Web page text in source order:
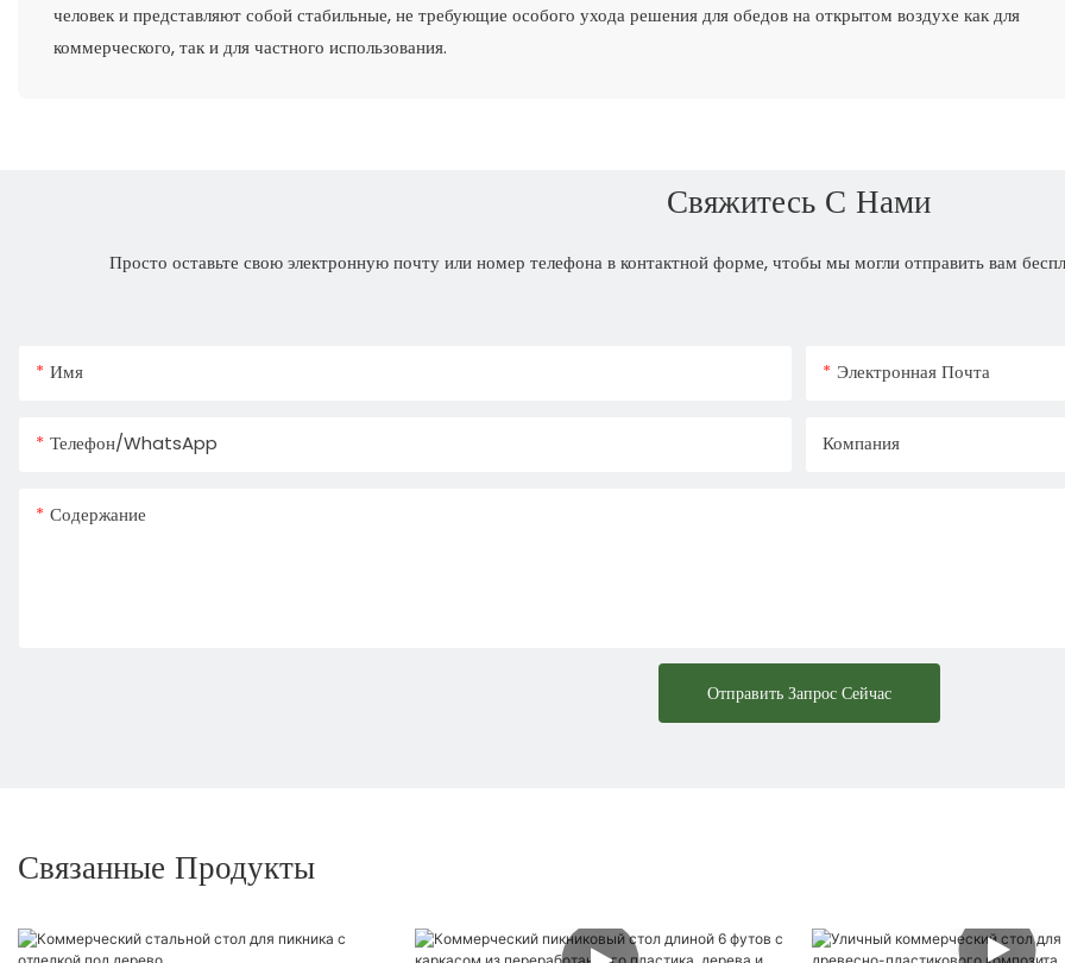
человек и представляют собой стабильные, не требующие особого ухода решения для обедов на открытом воздухе как для
коммерческого, так и для частного использования.
Свяжитесь С Нами
Просто оставьте свою электронную почту или номер телефона в контактной форме, чтобы мы могли отправить вам
Имя Электронная Почта
Телефон/WhatsApp Компания
Содержание
Отправить Запрос Сейчас
Связанные Продукты